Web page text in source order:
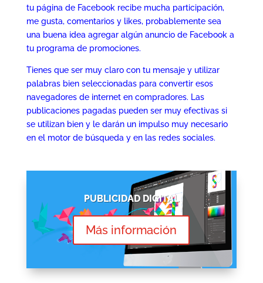
tu página de Facebook recibe mucha participación,
me gusta, comentarios y likes, probablemente sea
una buena idea agregar algún anuncio de Facebook a
tu programa de promociones.
Tienes que ser muy claro con tu mensaje y utilizar
palabras bien seleccionadas para convertir esos
navegadores de internet en compradores. Las
publicaciones pagadas pueden ser muy efectivas si
se utilizan bien y le darán un impulso muy necesario
en el motor de búsqueda y en las redes sociales.
PUBLICIDAD DIGITAL
Más información